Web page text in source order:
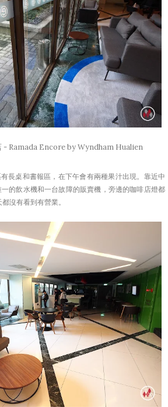
- Ramada Encore by Wyndham Hualien
長桌和書報區，在下午會有兩種果汁出現。靠近中
的飲水機和一台故障的販賣機，旁邊的咖啡店燈都
沒有看到有營業。